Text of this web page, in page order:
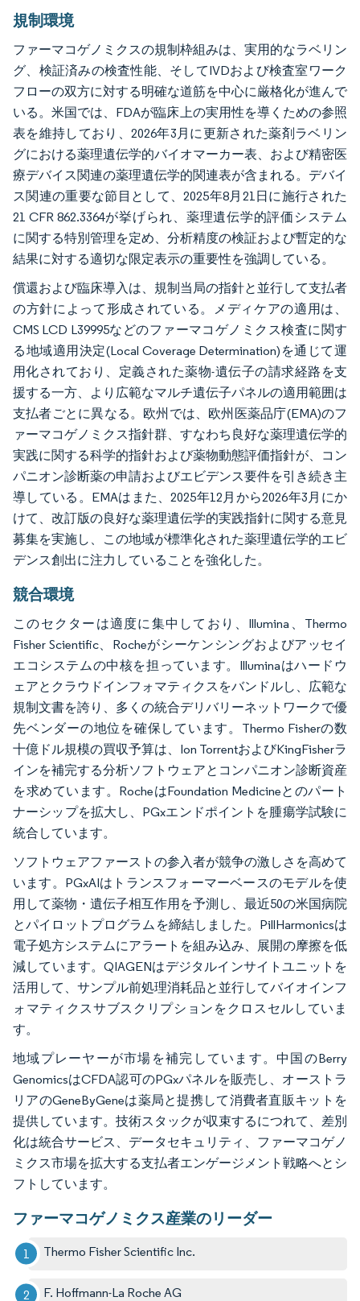
規制環境
ファーマコゲノミクスの規制枠組みは、実用的なラベリン
グ、検証済みの検査性能、そしてIVDおよび検査室ワーク
フローの双方に対する明確な道筋を中心に厳格化が進んで
いる。米国では、FDAが臨床上の実用性を導くための参照
表を維持しており、2026年3月に更新された薬剤ラベリン
グにおける薬理遺伝学的バイオマーカー表、および精密医
療デバイス関連の薬理遺伝学的関連表が含まれる。デバイ
ス関連の重要な節目として、2025年8月21日に施行された
21 CFR 862.3364が挙げられ、薬理遺伝学的評価システム
に関する特別管理を定め、分析精度の検証および暫定的な
結果に対する適切な限定表示の重要性を強調している。
償還および臨床導入は、規制当局の指針と並行して支払者
の方針によって形成されている。メディケアの適用は、
CMS LCD L39995などのファーマコゲノミクス検査に関す
る地域適用決定(Local Coverage Determination)を通じて運
用化されており、定義された薬物-遺伝子の請求経路を支
援する一方、より広範なマルチ遺伝子パネルの適用範囲は
支払者ごとに異なる。欧州では、欧州医薬品庁(EMA)のフ
ァーマコゲノミクス指針群、すなわち良好な薬理遺伝学的
実践に関する科学的指針および薬物動態評価指針が、コン
パニオン診断薬の申請およびエビデンス要件を引き続き主
導している。EMAはまた、2025年12月から2026年3月にか
けて、改訂版の良好な薬理遺伝学的実践指針に関する意見
募集を実施し、この地域が標準化された薬理遺伝学的エビ
デンス創出に注力していることを強化した。
競合環境
このセクターは適度に集中しており、Illumina、Thermo
Fisher Scientific、Rocheがシーケンシングおよびアッセイ
エコシステムの中核を担っています。Illuminaはハードウ
ェアとクラウドインフォマティクスをバンドルし、広範な
規制文書を誇り、多くの統合デリバリーネットワークで優
先ベンダーの地位を確保しています。Thermo Fisherの数
十億ドル規模の買収予算は、Ion TorrentおよびKingFisherラ
インを補完する分析ソフトウェアとコンパニオン診断資産
を求めています。RocheはFoundation Medicineとのパート
ナーシップを拡大し、PGxエンドポイントを腫瘍学試験に
統合しています。
ソフトウェアファーストの参入者が競争の激しさを高めて
います。PGxAIはトランスフォーマーベースのモデルを使
用して薬物・遺伝子相互作用を予測し、最近50の米国病院
とパイロットプログラムを締結しました。PillHarmonicsは
電子処方システムにアラートを組み込み、展開の摩擦を低
減しています。QIAGENはデジタルインサイトユニットを
活用して、サンプル前処理消耗品と並行してバイオインフ
ォマティクスサブスクリプションをクロスセルしていま
す。
地域プレーヤーが市場を補完しています。中国のBerry
GenomicsはCFDA認可のPGxパネルを販売し、オーストラ
リアのGeneByGeneは薬局と提携して消費者直販キットを
提供しています。技術スタックが収束するにつれて、差別
化は統合サービス、データセキュリティ、ファーマコゲノ
ミクス市場を拡大する支払者エンゲージメント戦略へとシ
フトしています。
ファーマコゲノミクス産業のリーダー
Thermo Fisher Scientific Inc.
F. Hoffmann-La Roche AG